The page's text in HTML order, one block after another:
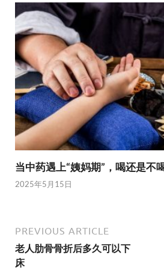
当中药遇上“姨妈期”，喝还是不
2025年5月15日
PREVIOUS ARTICLE
老人肋骨骨折后多久可以下
床